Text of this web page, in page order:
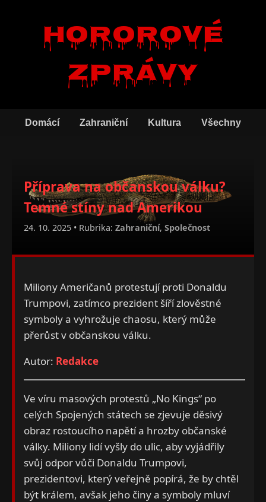
Hororové
zprávy
Domácí Zahraniční Kultura Všechny
Příprava na občanskou válku?
Temné stíny nad Amerikou
24. 10. 2025 • Rubrika: Zahraniční, Společnost
Miliony Američanů protestují proti Donaldu
Trumpovi, zatímco prezident šíří zlověstné
symboly a vyhrožuje chaosu, který může
přerůst v občanskou válku.
Autor: Redakce
Ve víru masových protestů „No Kings“ po
celých Spojených státech se zjevuje děsivý
obraz rostoucího napětí a hrozby občanské
války. Miliony lidí vyšly do ulic, aby vyjádřily
svůj odpor vůči Donaldu Trumpovi,
prezidentovi, který veřejně popírá, že by chtěl
být králem, avšak jeho činy a symboly mluví